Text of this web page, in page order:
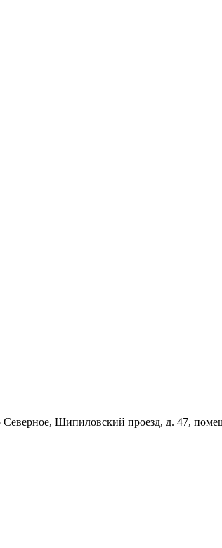
Северное, Шипиловский проезд, д. 47,